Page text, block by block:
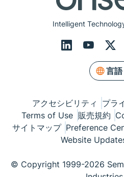
Intelligent
言語
アクセシビリティ
プラ
Terms of Use 販売規約
サイトマップ Preference
Website
© Copyright 1999-2026